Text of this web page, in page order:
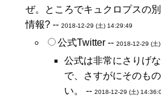
ぜ。ところでキュクロプスの
情報? -- 2018-12-29 (土) 14:29:49
公式Twitter -- 2018-12-29 (土
公式は非常にさりげ
で、さすがにそのも
い。 -- 2018-12-29 (土)